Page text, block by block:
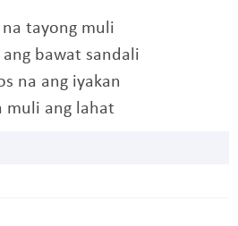
na tayong muli
bawat sandali
na ang iyakan
muli ang lahat